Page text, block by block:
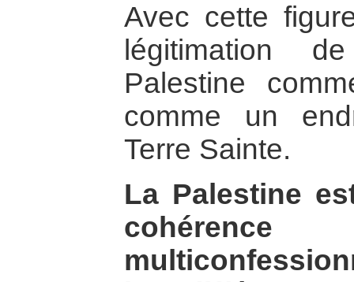
Avec cette
légitimation
Palestine
comme un
Terre Sainte.
La Palestine